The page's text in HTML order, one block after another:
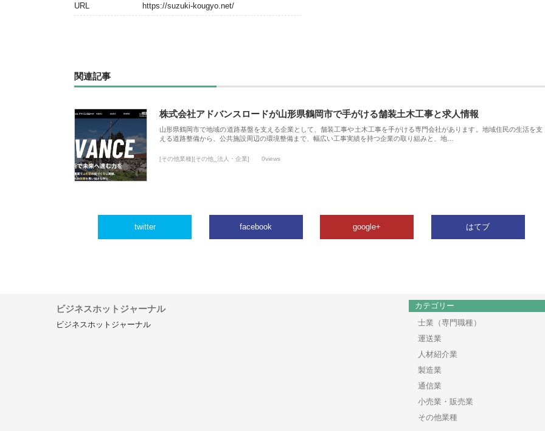
URL https://suzuki-kougyo.net/
関連記事
株式会社アドバンスロードが山形県鶴岡市で手がける舗装土木工事と求人情報
山形県鶴岡市で地域の道路基盤を支える企業として、舗装工事や土木工事を手がける専門会社があります。地域住民の生活を支
える道路整備から、公共施設周辺の環境整備まで、幅広い工事実績を持つ企業の取り組みと、地…
[その他業種][その他_法人・企業] 0views
twitter facebook google+ はてブ
ビジネスホットジャーナル
ビジネスホットジャーナル
カテゴリー
士業（専門職種）
運送業
人材紹介業
製造業
通信業
小売業・販売業
その他業種